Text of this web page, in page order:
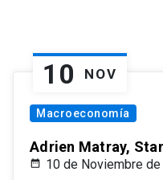
10 NOV
Macroeconomía
Adrien Matray,
10 de Noviembre de